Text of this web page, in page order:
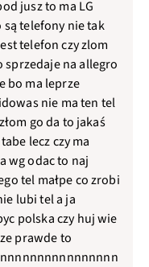
jusz to ma LG
są telefony nie tak
telefon czy zlom
sprzedaje na allegro
bo ma leprze
nie ma ten tel
go da to jakaś
lecz czy ma
wg odac to naj
tel małpe co zrobi
lubi tel a ja
polska czy huj wie
prawde to